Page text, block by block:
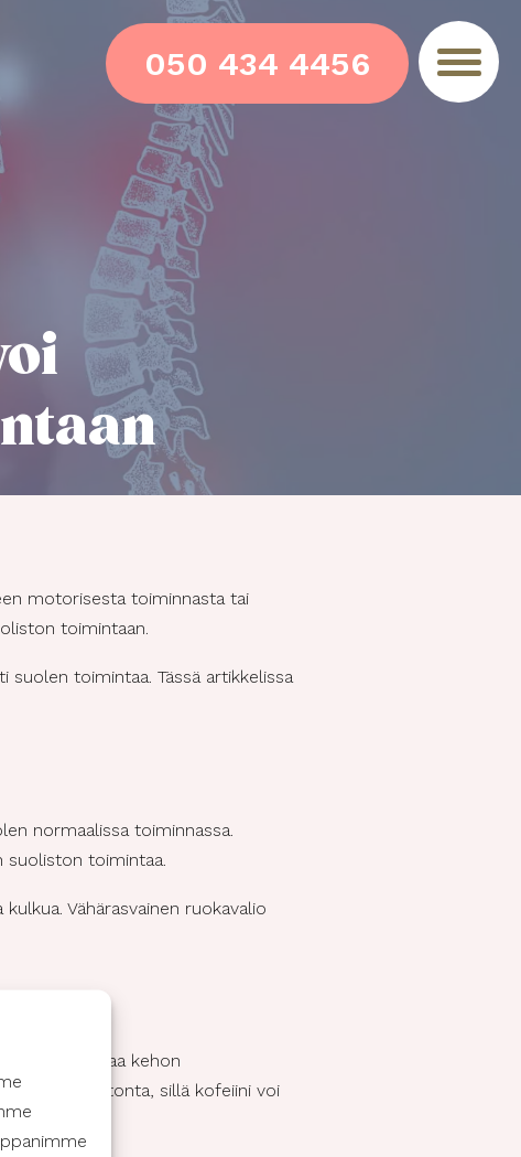
050 434 4456
motorisesta toiminnasta tai
toimintaan.
toimintaa. Tässä artikkelissa
normaalissa toiminnassa.
suoliston toimintaa.
Vähärasvainen ruokavalio
voi alentaa kehon
olla kofeiinitonta, sillä kofeiini voi